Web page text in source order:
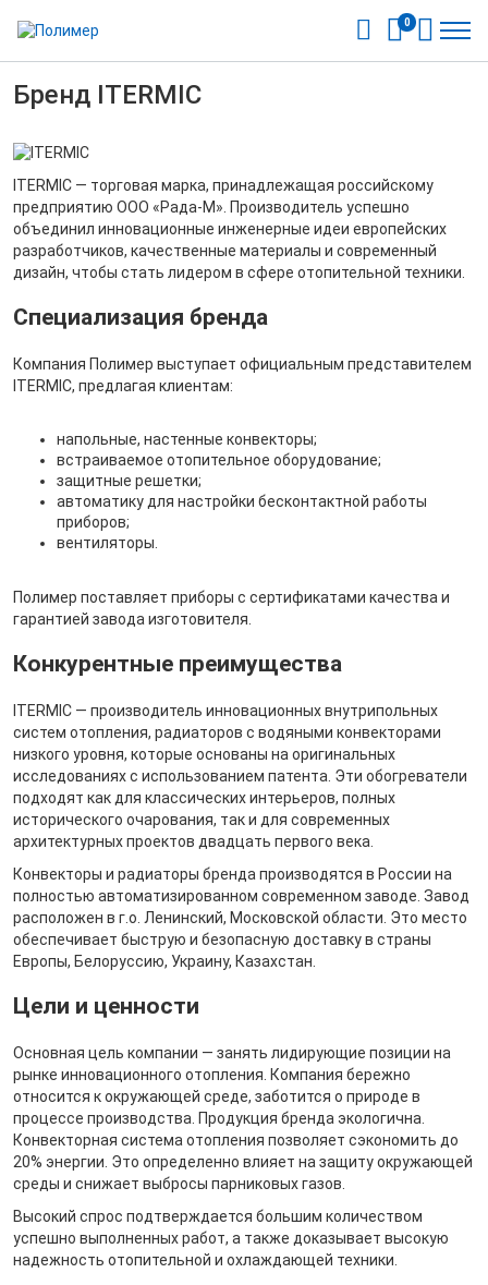
0
Бренд ITERMIC
ITERMIC — торговая марка, принадлежащая российскому
предприятию ООО «Рада-М». Производитель успешно
объединил инновационные инженерные идеи европейских
разработчиков, качественные материалы и современный
дизайн, чтобы стать лидером в сфере отопительной техники.
Специализация бренда
Компания Полимер выступает официальным представителем
ITERMIC, предлагая клиентам:
напольные, настенные конвекторы;
встраиваемое отопительное оборудование;
защитные решетки;
автоматику для настройки бесконтактной работы
приборов;
вентиляторы.
Полимер поставляет приборы с сертификатами качества и
гарантией завода изготовителя.
Конкурентные преимущества
ITERMIC — производитель инновационных внутрипольных
систем отопления, радиаторов с водяными конвекторами
низкого уровня, которые основаны на оригинальных
исследованиях с использованием патента. Эти обогреватели
подходят как для классических интерьеров, полных
исторического очарования, так и для современных
архитектурных проектов двадцать первого века.
Конвекторы и радиаторы бренда производятся в России на
полностью автоматизированном современном заводе. Завод
расположен в г.о. Ленинский, Московской области. Это место
обеспечивает быструю и безопасную доставку в страны
Европы, Белоруссию, Украину, Казахстан.
Цели и ценности
Основная цель компании — занять лидирующие позиции на
рынке инновационного отопления. Компания бережно
относится к окружающей среде, заботится о природе в
процессе производства. Продукция бренда экологична.
Конвекторная система отопления позволяет сэкономить до
20% энергии. Это определенно влияет на защиту окружающей
среды и снижает выбросы парниковых газов.
Высокий спрос подтверждается большим количеством
успешно выполненных работ, а также доказывает высокую
надежность отопительной и охлаждающей техники.